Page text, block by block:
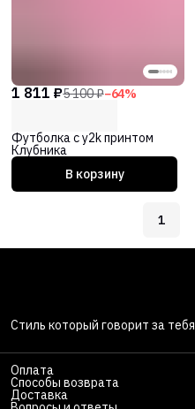
1 811 ₽5 100 ₽−64%
Футболка с y2k принтом
Клубника
В корзину
1
Стиль который говорит за тебя
Оплата
Способы возврата
Доставка